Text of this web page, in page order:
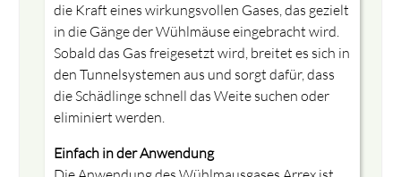
die Kraft eines wirkungsvollen Gases, das gezielt
in die Gänge der Wühlmäuse eingebracht wird.
Sobald das Gas freigesetzt wird, breitet es sich in
den Tunnelsystemen aus und sorgt dafür, dass
die Schädlinge schnell das Weite suchen oder
eliminiert werden.
Einfach in der Anwendung